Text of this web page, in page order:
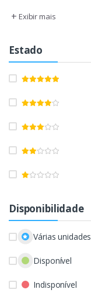
+ Exibir mais
Estado
Disponibilidade
Várias unidades
Disponível
Indisponível